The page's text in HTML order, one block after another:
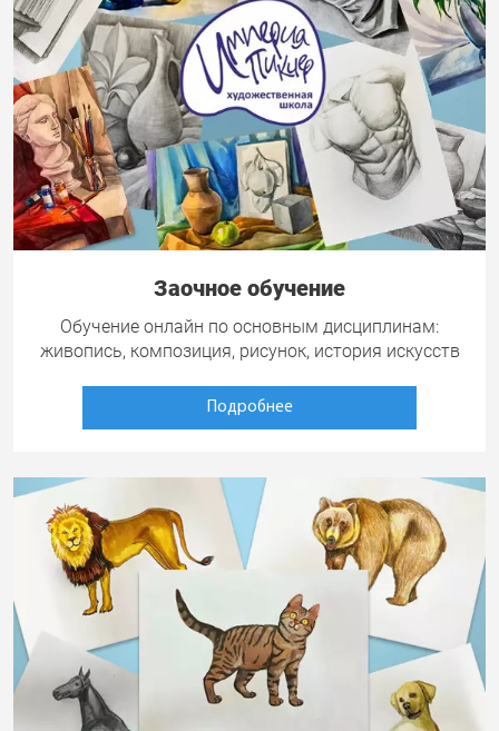
Заочное обучение
Обучение онлайн по основным дисциплинам:
живопись, композиция, рисунок, история искусств
Подробнее